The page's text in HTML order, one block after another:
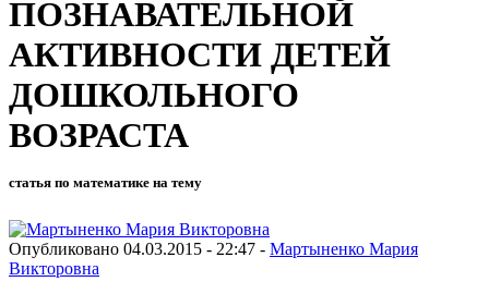
ПОЗНАВАТЕЛЬНОЙ
АКТИВНОСТИ ДЕТЕЙ
ДОШКОЛЬНОГО
ВОЗРАСТА
статья по математике на тему
Опубликовано 04.03.2015 - 22:47 - Мартыненко Мария
Викторовна